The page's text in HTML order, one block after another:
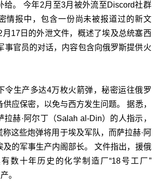
给。 今年2月至3月被外流至Discord社群
情报中，包含一份尚未被报道过的新文
17日的外泄文件，概述了埃及总统塞西
事官员的对话，内容包含向俄罗斯提供火
令生产多达4万枚火箭弹，秘密运往俄罗
应保密，以免与西方发生问题。 据悉，
拉赫·阿尔丁（Salah al-Din）的人指示，
这些炮弹将用于埃及军队，而萨拉赫·阿
及的军事生产内阁部长。 文件指出，援俄
数十年历史的化学制造厂“18号工厂”
。